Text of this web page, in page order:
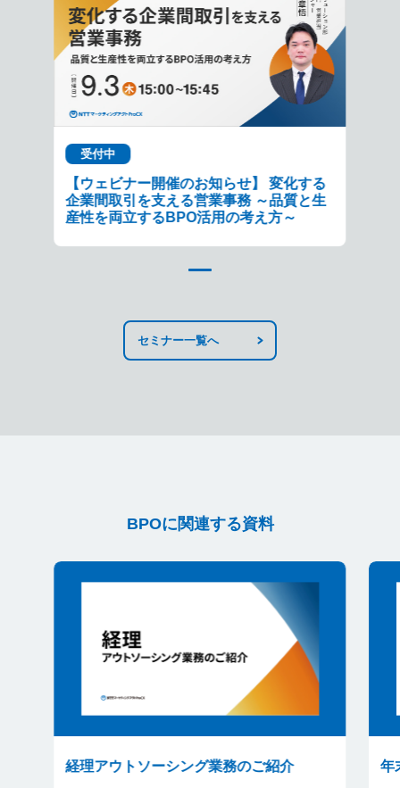
受付中
【ウェビナー開催のお知らせ】 変化する
企業間取引を支える営業事務 ～品質と生
産性を両立するBPO活用の考え方～
セミナー一覧へ
BPOに関連する資料
経理アウトソーシング業務のご紹介 年